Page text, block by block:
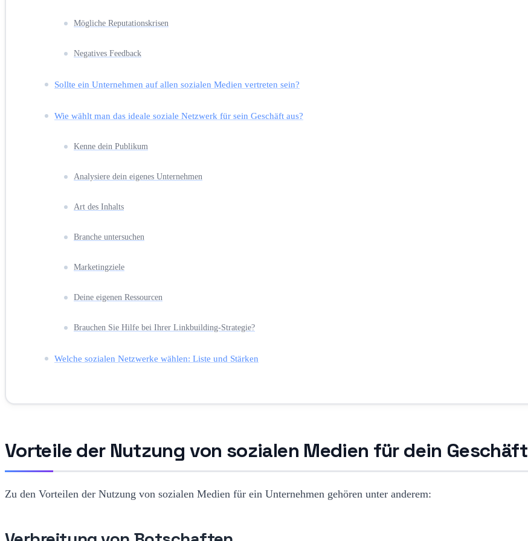
Mögliche Reputationskrisen
Negatives Feedback
Sollte ein Unternehmen auf allen sozialen Medien vertreten sein?
Wie wählt man das ideale soziale Netzwerk für sein Geschäft aus?
Kenne dein Publikum
Analysiere dein eigenes Unternehmen
Art des Inhalts
Branche untersuchen
Marketingziele
Deine eigenen Ressourcen
Brauchen Sie Hilfe bei Ihrer Linkbuilding-Strategie?
Welche sozialen Netzwerke wählen: Liste und Stärken
Vorteile der Nutzung von sozialen Medien für dein Geschäft
Zu den Vorteilen der Nutzung von sozialen Medien für ein Unternehmen gehören unter anderem: